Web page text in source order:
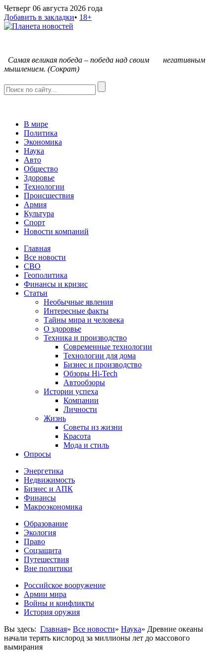
Четверг 06 августа 2026 года
Добавить в закладки• 18+
Самая великая победа – победа над своим негативным
мышлением. (Сократ)
В мире
Политика
Экономика
Наука
Авто
Общество
Здоровье
Технологии
Происшествия
Армия
Культура
Спорт
Новости компаний
Главная
Все новости
СВО
Геополитика
Финансы и кризис
Статьи
Необычные явления
Интересные факты
Тайны мира и человека
О здоровье
Техника и производство
Современные технологии
Технологии для дома
Бизнес и производство
Обзоры Hi-Tech
Автообзоры
Истории успеха
Компании
Личности
Жизнь
Советы из жизни
Красота
Мода и стиль
Опросы
Энергетика
Недвижимость
Бизнес и АПК
Финансы
Макроэкономика
Образование
Экология
Право
Соцзащита
Путешествия
Вне политики
Российское вооружение
Армии мира
Войны и конфликты
История оружия
Вы здесь: Главная» Все новости» Наука» Древние океаны
начали терять кислород за миллионы лет до массового
вымирания